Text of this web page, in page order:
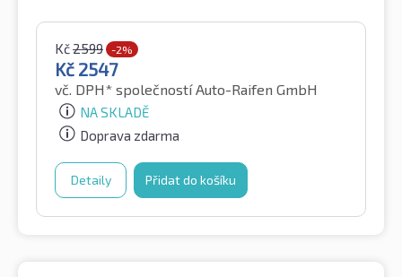
Kč2599 -2%
Kč 2547
vč. DPH* společností Auto-Raifen GmbH
NA SKLADĚ
Doprava zdarma
Detaily Přidat do košíku